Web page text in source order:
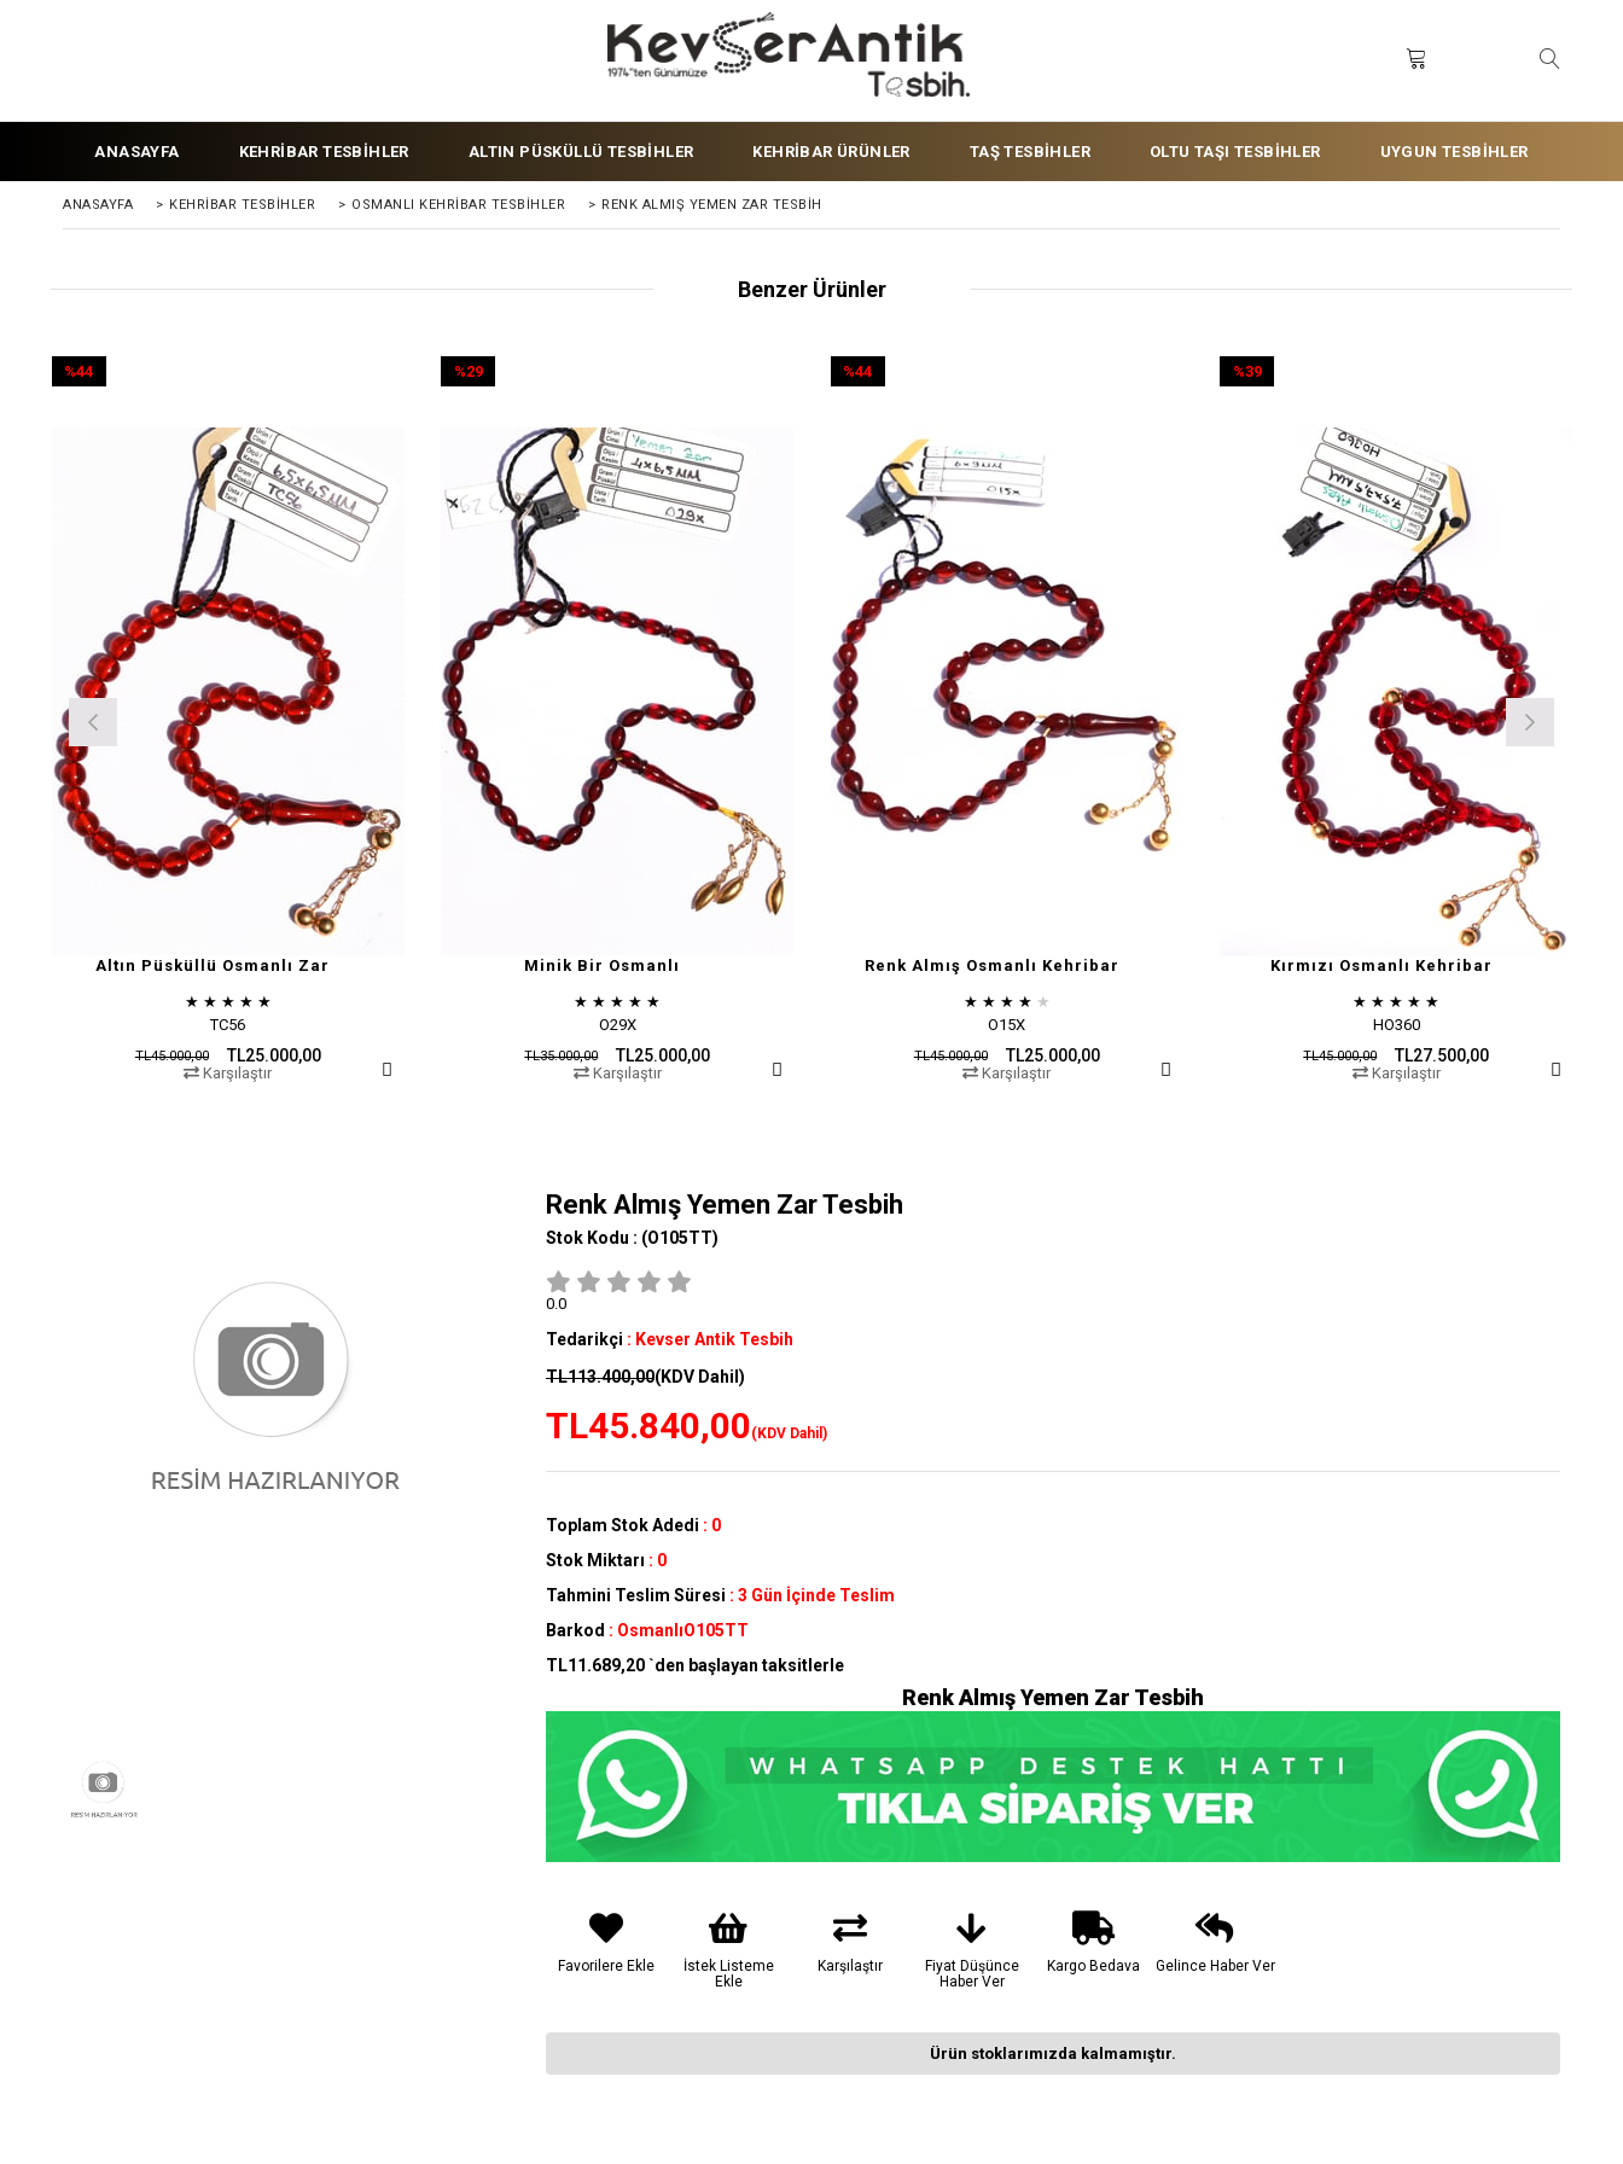
ANASAYFA KEHRİBAR TESBİHLER ALTIN PÜSKÜLLÜ TESBİHLER KEHRİBAR ÜRÜNLER TAŞ TESBİHLER OLTU TAŞI TESBİHLER UYGUN TESBİHLER
ANASAYFA > KEHRIBAR TESBIHLER > OSMANLI KEHRİBAR TESBİHLER > RENK ALMIŞ YEMEN ZAR TESBIH
Benzer Ürünler
Altın Püsküllü Osmanlı Zar
★ ★ ★ ★ ★
TC56
TL25.000,00
TL45.000,00
%44
Karşılaştır
Minik Bir Osmanlı
★ ★ ★ ★ ★
O29X
TL25.000,00
TL35.000,00
%29
Karşılaştır
Renk Almış Osmanlı Kehribar
★ ★ ★ ★ ★
O15X
TL25.000,00
TL45.000,00
%44
Karşılaştır
Kırmızı Osmanlı Kehribar
★ ★ ★ ★ ★
HO360
TL27.500,00
TL45.000,00
%39
Karşılaştır
Renk Almış Yemen Zar Tesbih
Stok Kodu : (O105TT)
0.0
Tedarikçi : Kevser Antik Tesbih
TL113.400,00(KDV Dahil)
TL45.840,00(KDV Dahil)
Toplam Stok Adedi : 0
Stok Miktarı : 0
Tahmini Teslim Süresi : 3 Gün İçinde Teslim
Barkod : OsmanlıO105TT
TL11.689,20`den başlayan taksitlerle
Renk Almış Yemen Zar Tesbih
Favorilere Ekle
İstek Listeme
Ekle
Karşılaştır
Fiyat Düşünce
Haber Ver
Kargo Bedava Gelince Haber Ver
Ürün stoklarımızda kalmamıştır.